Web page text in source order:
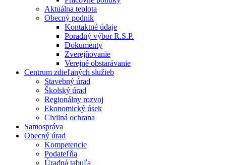
Aktuálna teplota
Obecný podnik
Kontaktné údaje
Poradný výbor R.S.P.
Dokumenty
Zverejňovanie
Verejné obstarávanie
Centrum zdieľaných služieb
Stavebný úrad
Školský úrad
Regionálny rozvoj
Ekonomický úsek
Civilná ochrana
Samospráva
Obecný úrad
Kompetencie
Podateľňa
Úradná tabuľa